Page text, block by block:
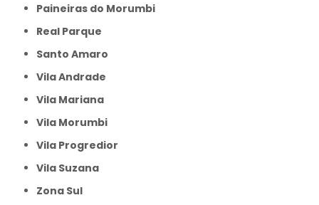
Paineiras do Morumbi
Real Parque
Santo Amaro
Vila Andrade
Vila Mariana
Vila Morumbi
Vila Progredior
Vila Suzana
Zona Sul